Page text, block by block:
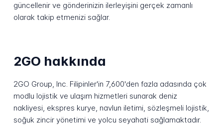
güncellenir ve gönderinizin ilerleyişini gerçek zamanlı
olarak takip etmenizi sağlar.
2GO hakkında
2GO Group, Inc. Filipinler'in 7,600'den fazla adasında çok
modlu lojistik ve ulaşım hizmetleri sunarak deniz
nakliyesi, ekspres kurye, navlun iletimi, sözleşmeli lojistik,
soğuk zincir yönetimi ve yolcu seyahati sağlamaktadır.